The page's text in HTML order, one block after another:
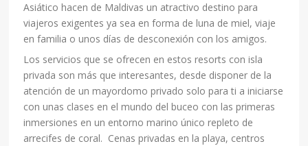
Asiático hacen de Maldivas un atractivo destino para
viajeros exigentes ya sea en forma de luna de miel, viaje
en familia o unos días de desconexión con los amigos.
Los servicios que se ofrecen en estos resorts con isla
privada son más que interesantes, desde disponer de la
atención de un mayordomo privado solo para ti a iniciarse
con unas clases en el mundo del buceo con las primeras
inmersiones en un entorno marino único repleto de
arrecifes de coral. Cenas privadas en la playa, centros